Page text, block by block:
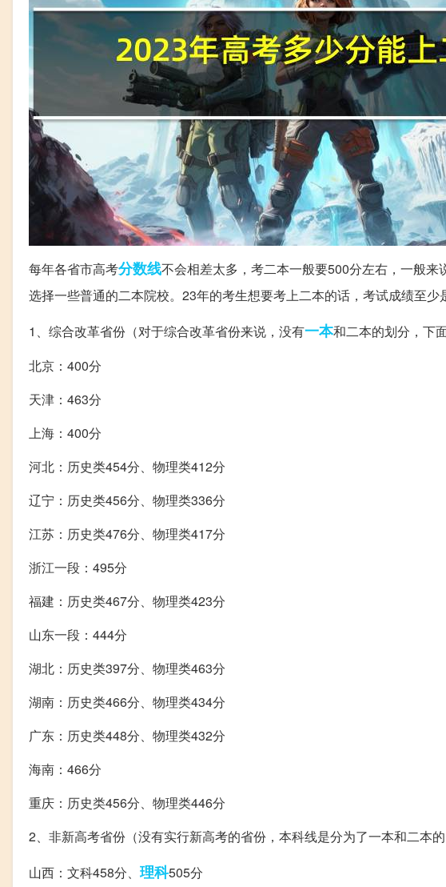
每年各省市高考分数线不会相差太多，考二本一般要500分左右，一般
选择一些普通的二本院校。23年的考生想要考上二本的话，考试成绩至少
1、综合改革省份（对于综合改革省份来说，没有一本和二本的划分，下
北京：400分
天津：463分
上海：400分
河北：历史类454分、物理类412分
辽宁：历史类456分、物理类336分
江苏：历史类476分、物理类417分
浙江一段：495分
福建：历史类467分、物理类423分
山东一段：444分
湖北：历史类397分、物理类463分
湖南：历史类466分、物理类434分
广东：历史类448分、物理类432分
海南：466分
重庆：历史类456分、物理类446分
2、非新高考省份（没有实行新高考的省份，本科线是分为了一本和二本
山西：文科458分、 理科505分